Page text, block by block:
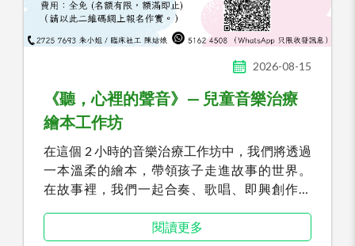
2026-08-15
《聽，心裡的聲音》— 兒童音樂治療
繪本工作坊
在這個 2 小時的音樂治療工作坊中，我們將透過
一本溫柔的繪本，帶領孩子走進故事的世界。
在故事裡，我們一起合奏、歌唱、即興創作，
圍中，孩子能自在地認識「失去」、「悲傷」與
閱讀更多